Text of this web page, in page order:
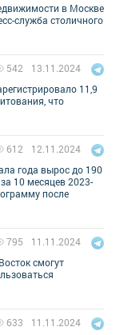
в Москве
служба столичного
11,9
что
13.11.2024
542
года вырос до 190
10 месяцев 2023-
после
12.11.2024
612
смогут
11.11.2024
795
11.11.2024
633